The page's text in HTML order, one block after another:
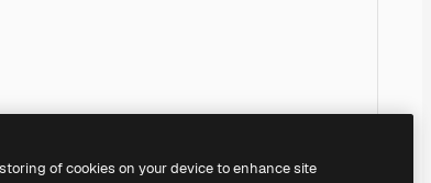
of cookies on your device to enhance site